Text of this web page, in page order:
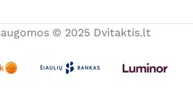
© 2025 Dvitaktis.lt